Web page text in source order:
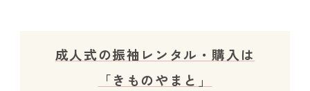
成人式の振袖レンタル・購入は
「きものやまと」